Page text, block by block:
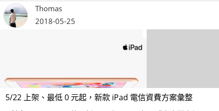
Thomas
2018-05-25
5/22 上架、最低 0 元起，新款 iPad 電信資費方案彙整